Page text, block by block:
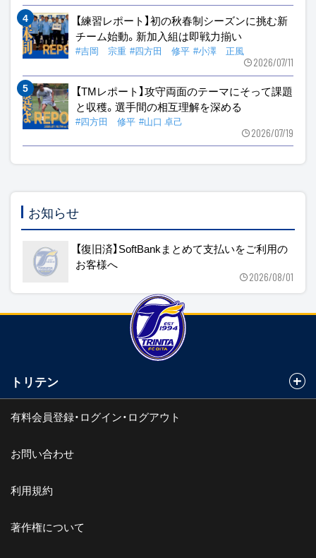
【練習レポート】初の秋春制シーズンに挑む新
チーム始動。新加入組は即戦力揃い
#吉岡 宗重 #四方田 修平 #小澤 正風
2026/07/11
【TMレポート】攻守両面のテーマにそって課題
と収穫。選手間の相互理解を深める
#四方田 修平 #山口 卓己
2026/07/19
お知らせ
【復旧済】SoftBankまとめて支払いをご利用の
お客様へ
2026/08/01
トリテン
有料会員登録・ログイン・ログアウト
お問い合わせ
利用規約
著作権について